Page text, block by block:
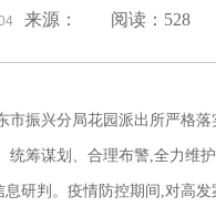
来源： 阅读：528
市振兴分局花园派出所严格
统筹谋划、合理布警,全力维护
息研判。疫情防控期间,对高